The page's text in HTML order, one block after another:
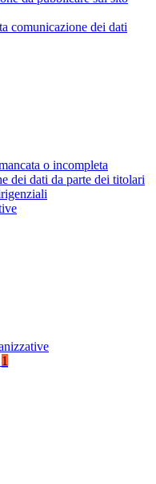
comunicazione dei dati
o incompleta
dei dati da parte dei titolari
1